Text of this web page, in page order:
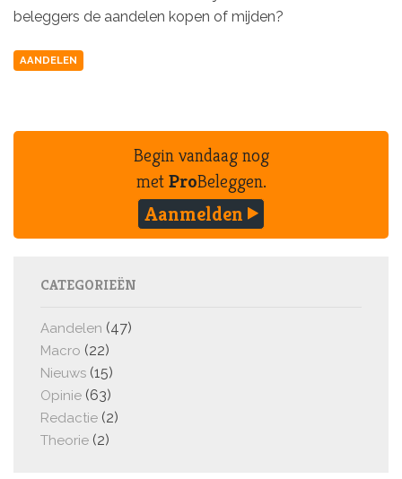
beleggers de aandelen kopen of mijden?
AANDELEN
Begin vandaag nog
metProBeleggen.
Aanmelden
CATEGORIEËN
Aandelen (47)
Macro (22)
Nieuws (15)
Opinie (63)
Redactie (2)
Theorie (2)